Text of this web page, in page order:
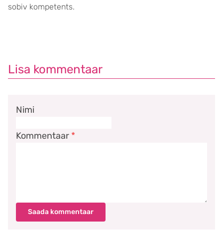
sobiv kompetents.
Lisa kommentaar
Kommentaar *
Nimi
Saada kommentaar